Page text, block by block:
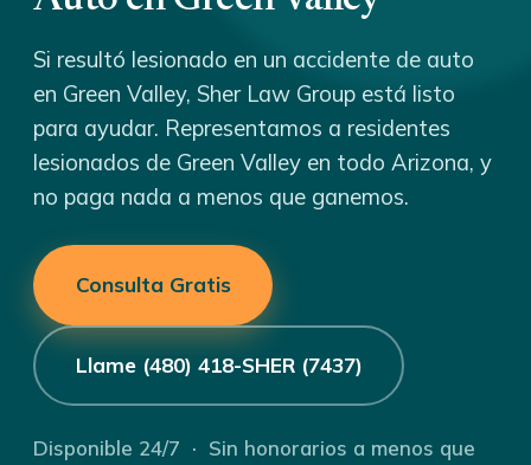
Si resultó lesionado en un accidente de auto
en Green Valley, Sher Law Group está listo
para ayudar. Representamos a residentes
lesionados de Green Valley en todo Arizona, y
no paga nada a menos que ganemos.
Consulta Gratis
Llame (480) 418-SHER (7437)
Disponible 24/7 · Sin honorarios a menos que